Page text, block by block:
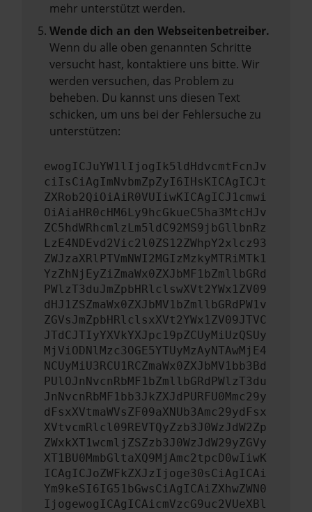
mehr unterstützt werden.
Wende dich an den Webseitenbetreiber.
Wenn du alle oben genannten Schritte
versucht hast, kontaktiere uns bitte. Wir
werden versuchen, das Problem zu
beheben. Du kannst uns diesen Text
schicken, um uns bei der Fehlersuche zu
unterstützen:
ewogICJuYW1lIjogIk5ldHdvcmtFcnJv
ciIsCiAgImNvbmZpZyI6IHsKICAgICJt
ZXRob2QiOiAiR0VUIiwKICAgICJ1cmwi
OiAiaHR0cHM6Ly9hcGkueC5ha3MtcHJv
ZC5hdWRhcmlzLm5ldC92MS9jbGllbnRz
LzE4NDEvd2Vic2l0ZS12ZWhpY2xlcz93
ZWJzaXRlPTVmNWI2MGIzMzkyMTRiMTk1
YzZhNjEyZiZmaWx0ZXJbMF1bZmllbGRd
PWlzT3duJmZpbHRlclswXVt2YWx1ZV09
dHJ1ZSZmaWx0ZXJbMV1bZmllbGRdPW1v
ZGVsJmZpbHRlclsxXVt2YWx1ZV09JTVC
JTdCJTIyYXVkYXJpc19pZCUyMiUzQSUy
MjViODNlMzc3OGE5YTUyMzAyNTAwMjE4
NCUyMiU3RCU1RCZmaWx0ZXJbMV1bb3Bd
PUlOJnNvcnRbMF1bZmllbGRdPWlzT3du
JnNvcnRbMF1bb3JkZXJdPURFU0Mmc29y
dFsxXVtmaWVsZF09aXNUb3Amc29ydFsx
XVtvcmRlcl09REVTQyZzb3J0WzJdW2Zp
ZWxkXT1wcmljZSZzb3J0WzJdW29yZGVy
XT1BU0MmbGltaXQ9MjAmc2tpcD0wIiwK
ICAgICJoZWFkZXJzIjoge30sCiAgICAi
Ym9keSI6IG51bGwsCiAgICAiZXhwZWN0
IjogewogICAgICAicmVzcG9uc2VUeXBl